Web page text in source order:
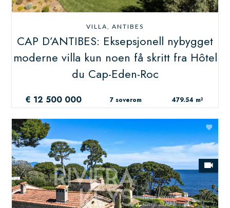
VILLA, ANTIBES
CAP D’ANTIBES: Eksepsjonell nybygget
moderne villa kun noen få skritt fra Hôtel
du Cap-Eden-Roc
€ 12 500 000 7 soverom 479.54 m²